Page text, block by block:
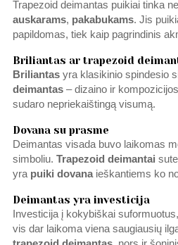
Trapezoid deimantas puikiai tinka
auskarams, pakabukams. Jis
papildomas, tiek kaip pagrindinis
Briliantas ar trapezoid
Briliantasyra klasikinio spindesio
deimantas– dizaino ir
sudaro nepriekaištingą visumą.
Dovana su prasme
Deimantas visada buvo laikomas
simboliu. Trapezoid deimantai
yra puiki dovanaieškantiems ko
Deimantas yra investicija
Investicija į kokybiškai suformuotus,
vis dar laikoma viena saugiausių